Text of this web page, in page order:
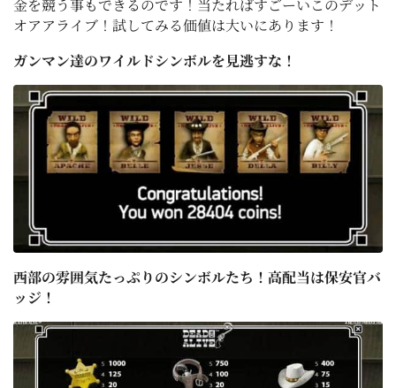
金を競う事もできるのです！当たればすごーいこのデット
オアアライブ！試してみる価値は大いにあります！
ガンマン達のワイルドシンボルを見逃すな！
西部の雰囲気たっぷりのシンボルたち！高配当は保安官バ
ッジ！